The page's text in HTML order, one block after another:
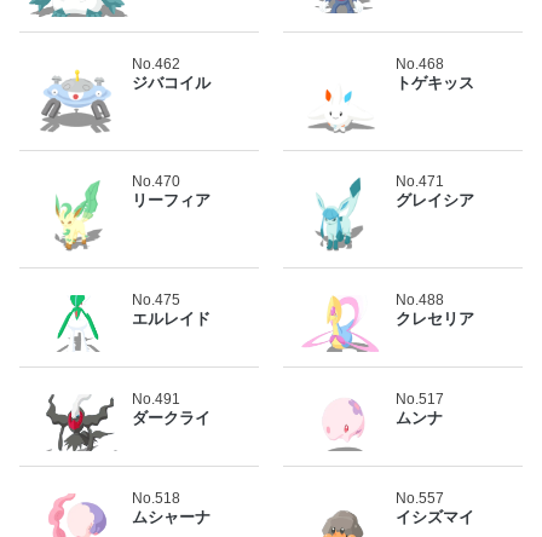
No.462
ジバコイル
No.468
トゲキッス
No.470
リーフィア
No.471
グレイシア
No.475
エルレイド
No.488
クレセリア
No.491
ダークライ
No.517
ムンナ
No.518
ムシャーナ
No.557
イシズマイ